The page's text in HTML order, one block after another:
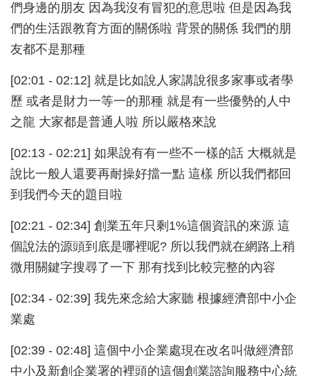
們身邊的朋友 因為我沒有冒犯的意思啦 但是因為我
們的生活跟教育方面的關係啦 背景的關係 我們的朋
友都不是那種
[02:01 - 02:12] 就是比如說人家講說很多家事或者學
歷 或者是財力一等一的那種 就是有一些優勢的人中
之龍 大家都是普通人啦 所以嚴格來說
[02:13 - 02:21] 如果說有有一些不一樣的話 大概就是
說比一般人還要再耐操好擋一點 這樣 所以我們都回
到我們今天的題目啦
[02:21 - 02:34] 創業五年只剩1%這個資訊的來源 這
個說法的源頭到底是哪裡呢? 所以我們就在網路上稍
微用關鍵字搜尋了一下 那有找到比較完整的內容
[02:34 - 02:39] 我先來念給大家聽 根據經濟部中小企
業處
[02:39 - 02:48] 這個中小企業處現在改名叫做經濟部
中小及新創企業署的裡頭的這個創業諮詢服務中心統